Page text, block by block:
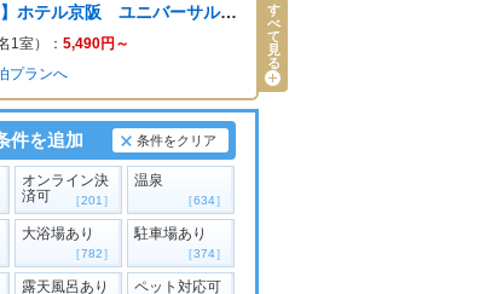
【イチオシ】ホテル京阪 ユニバーサル・タワー
1室）： 5,490円～
プランへ
す
べ
て
見
る
件を追加 条件をクリア
オンライン決
済可
［201］
温泉
［634］
大浴場あり
［782］
駐車場あり
［374］
露天風呂あり ペット対応可